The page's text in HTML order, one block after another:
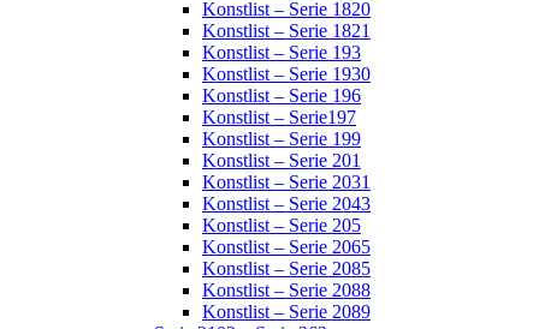
Konstlist – Serie 1820
Konstlist – Serie 1821
Konstlist – Serie 193
Konstlist – Serie 1930
Konstlist – Serie 196
Konstlist – Serie197
Konstlist – Serie 199
Konstlist – Serie 201
Konstlist – Serie 2031
Konstlist – Serie 2043
Konstlist – Serie 205
Konstlist – Serie 2065
Konstlist – Serie 2085
Konstlist – Serie 2088
Konstlist – Serie 2089